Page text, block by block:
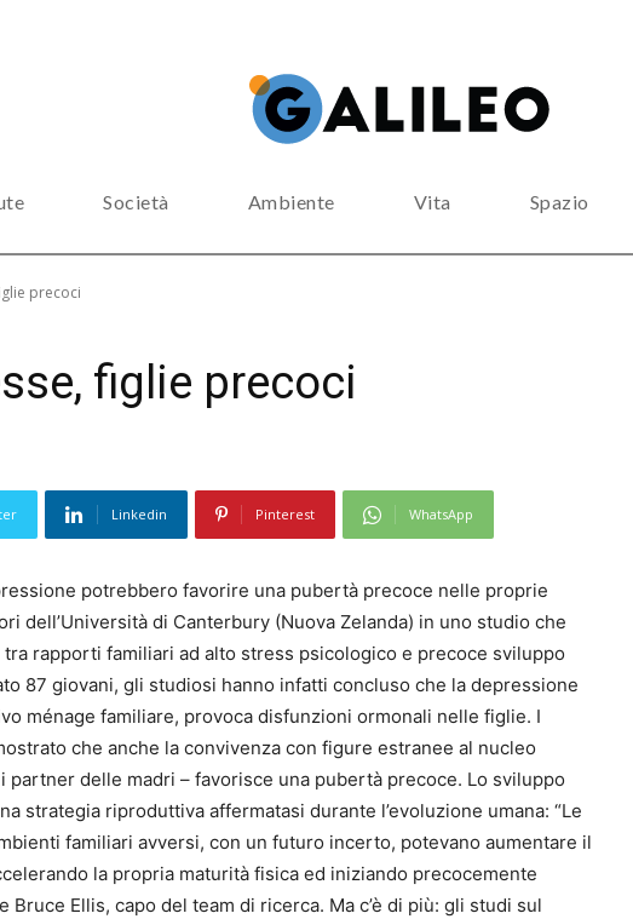
Società Ambiente Vita Spazio
precoci
figlie precoci
Linkedin Pinterest WhatsApp
potrebbero favorire una pubertà precoce nelle proprie
dell’Università di Canterbury (Nuova Zelanda) in uno studio che
rapporti familiari ad alto stress psicologico e precoce sviluppo
87 giovani, gli studiosi hanno infatti concluso che la depressione
ménage familiare, provoca disfunzioni ormonali nelle figlie. I
che anche la convivenza con figure estranee al nucleo
partner delle madri – favorisce una pubertà precoce. Lo sviluppo
strategia riproduttiva affermatasi durante l’evoluzione umana: “Le
familiari avversi, con un futuro incerto, potevano aumentare il
la propria maturità fisica ed iniziando precocemente
Bruce Ellis, capo del team di ricerca. Ma c’è di più: gli studi sul